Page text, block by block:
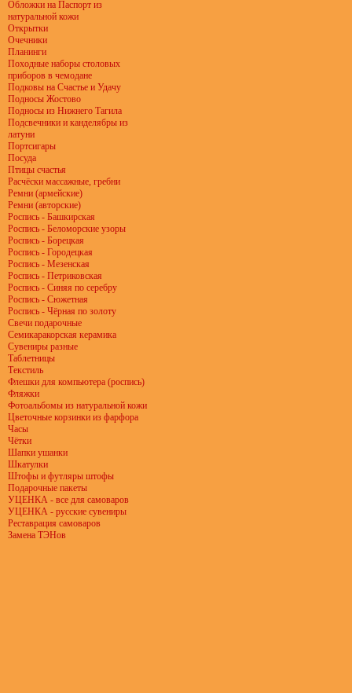
Обложки на Паспорт из
натуральной кожи
Открытки
Очечники
Планинги
Походные наборы столовых
приборов в чемодане
Подковы на Счастье и Удачу
Подносы Жостово
Подносы из Нижнего Тагила
Подсвечники и канделябры из
латуни
Портсигары
Посуда
Птицы счастья
Расчёски массажные, гребни
Ремни (армейские)
Ремни (авторские)
Роспись - Башкирская
Роспись - Беломорские узоры
Роспись - Борецкая
Роспись - Городецкая
Роспись - Мезенская
Роспись - Петриковская
Роспись - Синяя по серебру
Роспись - Сюжетная
Роспись - Чёрная по золоту
Свечи подарочные
Семикаракорская керамика
Сувениры разные
Таблетницы
Текстиль
Флешки для компьютера (роспись)
Фляжки
Фотоальбомы из натуральной кожи
Цветочные корзинки из фарфора
Часы
Чётки
Шапки ушанки
Шкатулки
Штофы и футляры штофы
Подарочные пакеты
УЦЕНКА - все для самоваров
УЦЕНКА - русские сувениры
Реставрация самоваров
Замена ТЭНов